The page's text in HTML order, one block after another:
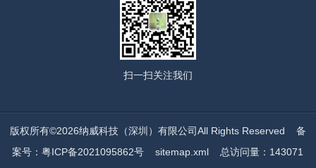
扫一扫关注我们
版权所有©2026纳威科技（深圳）有限公司All Rights Reserved 备
案号：粤ICP备2021095862号
sitemap.xml 总访问量：143071